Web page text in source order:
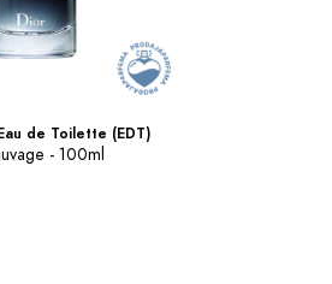
de Toilette (EDT)
- 100ml